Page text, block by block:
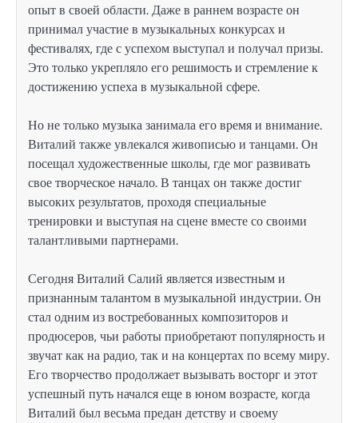
опыт в своей области. Даже в раннем возрасте он
принимал участие в музыкальных конкурсах и
фестивалях, где с успехом выступал и получал призы.
Это только укрепляло его решимость и стремление к
достижению успеха в музыкальной сфере.
Но не только музыка занимала его время и внимание.
Виталий также увлекался живописью и танцами. Он
посещал художественные школы, где мог развивать
свое творческое начало. В танцах он также достиг
высоких результатов, проходя специальные
тренировки и выступая на сцене вместе со своими
талантливыми партнерами.
Сегодня Виталий Салий является известным и
признанным талантом в музыкальной индустрии. Он
стал одним из востребованных композиторов и
продюсеров, чьи работы приобретают популярность и
звучат как на радио, так и на концертах по всему миру.
Его творчество продолжает вызывать восторг и этот
успешный путь начался еще в юном возрасте, когда
Виталий был весьма предан детству и своему